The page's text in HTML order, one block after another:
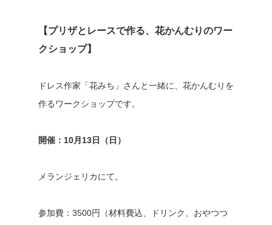
【プリザとレースで作る、花かんむりのワー
クショップ】
ドレス作家「花みち」さんと一緒に、花かんむりを
作るワークショップです。
開催：10月13日（日）
メランジェリカにて。
参加費：3500円（材料費込、ドリンク、おやつつ